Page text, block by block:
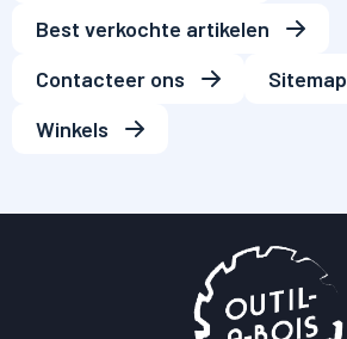
Best verkochte artikelen
Contacteer ons
Sitemap
Winkels